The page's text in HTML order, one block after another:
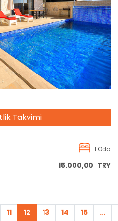
Takvimi
1 Oda
15.000,00 TRY
11 12 13 14 15 ...